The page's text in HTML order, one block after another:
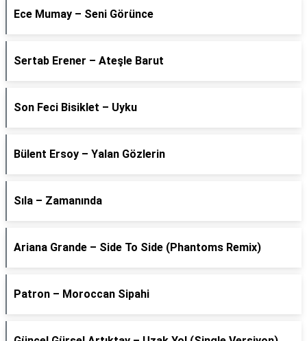
Ece Mumay – Seni Görünce
Sertab Erener – Ateşle Barut
Son Feci Bisiklet – Uyku
Bülent Ersoy – Yalan Gözlerin
Sıla – Zamanında
Ariana Grande – Side To Side (Phantoms Remix)
Patron – Moroccan Sipahi